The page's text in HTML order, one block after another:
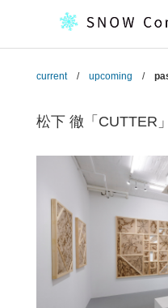
current/ upcoming /
松下 徹「CUTTER」